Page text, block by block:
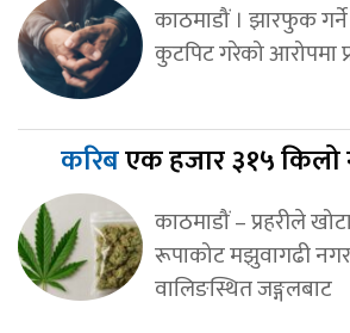
काठमाडौं । झारफुक
कुटपिट गरेको आरोपमा
करिबएक हजार ३१५ किलो
काठमाडौं – प्रहरीले
रूपाकोट मझुवागढी
वालिङस्थित जङ्गलबाट